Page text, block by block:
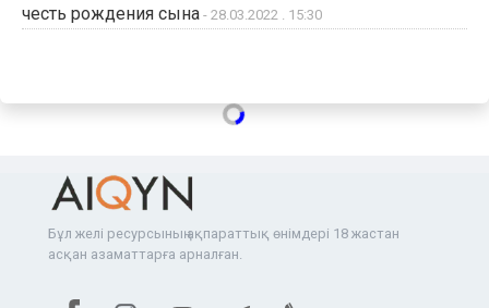
честь рождения сына - 28.03.2022 . 15:30
Бұл желі ресурсының ақпараттық өнімдері 18 жастан
асқан азаматтарға арналған.